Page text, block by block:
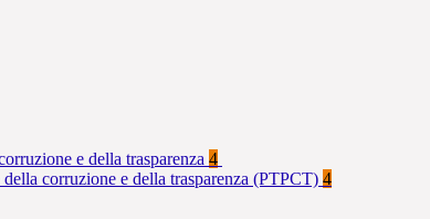
e della trasparenza 4
corruzione e della trasparenza (PTPCT) 4